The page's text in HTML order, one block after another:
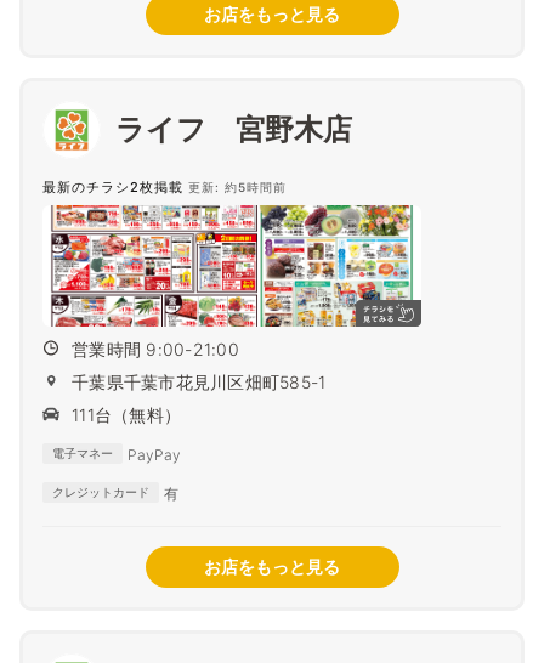
お店をもっと見る
ライフ 宮野木店
最新のチラシ2枚掲載 更新: 約5時間前
営業時間 9:00-21:00
千葉県千葉市花見川区畑町585-1
111台（無料）
電子マネー PayPay
クレジットカード 有
お店をもっと見る